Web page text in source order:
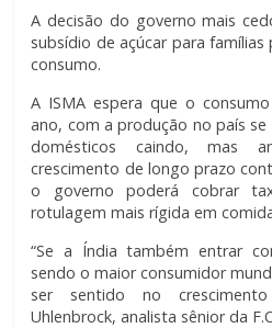
A decisão do governo mais
subsídio de açúcar para
consumo.
A ISMA espera que o
ano, com a produção no país
domésticos caindo, mas
crescimento de longo prazo
o governo poderá cobrar
rotulagem mais rígida em
“Se a Índia também entrar
sendo o maior consumidor
ser sentido no
Uhlenbrock, analista sênior da